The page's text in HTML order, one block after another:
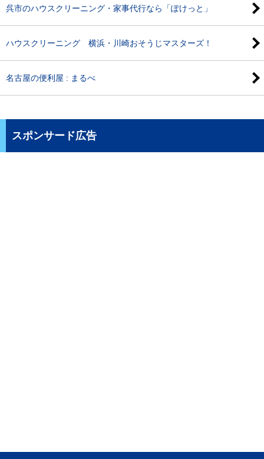
呉市のハウスクリーニング・家事代行なら「ぽけっと」
ハウスクリーニング 横浜・川崎おそうじマスターズ！
名古屋の便利屋 : まるべ
スポンサード広告